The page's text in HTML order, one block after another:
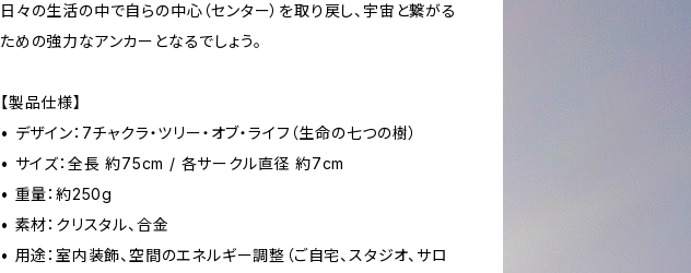
日々の生活の中で自らの中心（センター）を取り戻し、宇宙と繋がる
ための強力なアンカーとなるでしょう。
【製品仕様】
• デザイン：7チャクラ・ツリー・オブ・ライフ（生命の七つの樹）
• サイズ：全長 約75cm / 各サークル直径 約7cm
• 重量：約250g
• 素材：クリスタル、合金
• 用途：室内装飾、空間のエネルギー調整（ご自宅、スタジオ、サロ